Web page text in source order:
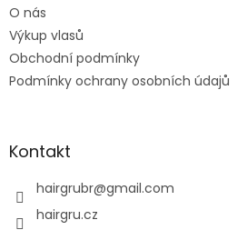
O nás
Výkup vlasů
Obchodní podmínky
Podmínky ochrany osobních údajů
Kontakt
hairgrubr@gmail.com
hairgru.cz